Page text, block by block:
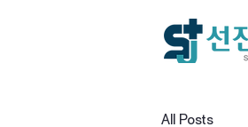
All Posts